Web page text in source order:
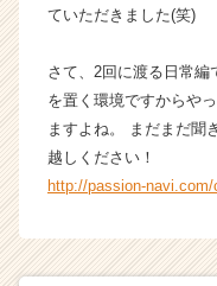
ていただきました(笑)
さて、2回に渡る日常
を置く環境ですからや
ますよね。 まだまだ聞
越しください！
http://passion-